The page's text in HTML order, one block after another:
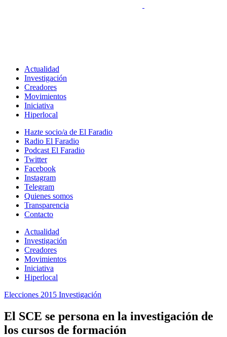
Actualidad
Investigación
Creadores
Movimientos
Iniciativa
Hiperlocal
Hazte socio/a de El Faradio
Radio El Faradio
Podcast El Faradio
Twitter
Facebook
Instagram
Telegram
Quienes somos
Transparencia
Contacto
Actualidad
Investigación
Creadores
Movimientos
Iniciativa
Hiperlocal
Elecciones 2015 Investigación
El SCE se persona en la investigación de
los cursos de formación